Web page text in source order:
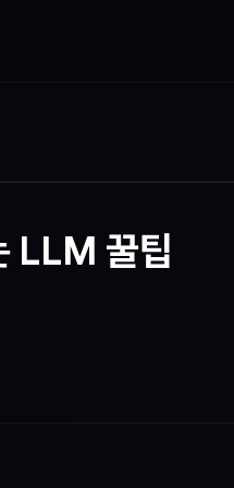
LLM 꿀팁